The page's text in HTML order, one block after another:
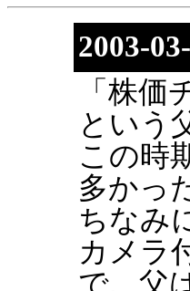
2003-
「株
という
この時
多かっ
ちなみ
カメラ
で、父